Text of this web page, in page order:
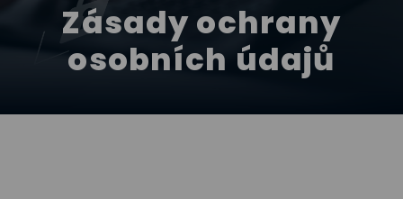
Zásady ochrany
osobních údajů